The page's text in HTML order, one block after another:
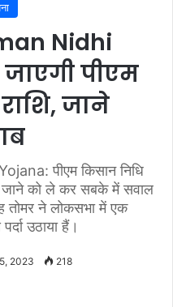
Nidhi
पीएम
जाने
पीएम किसान निधि
जाने को ले कर सबके में सवाल
तोमर ने लोकसभा में एक
उठाया हैं।
2023 218